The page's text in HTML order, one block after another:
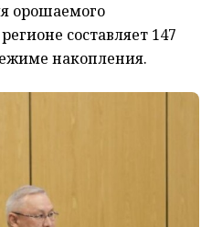
орошаемого
составляет 147
накопления.